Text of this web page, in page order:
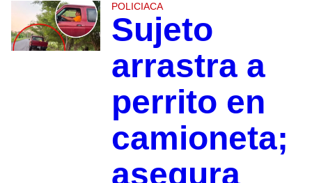
POLICIACA
Sujeto
arrastra a
perrito en
camioneta;
asegura